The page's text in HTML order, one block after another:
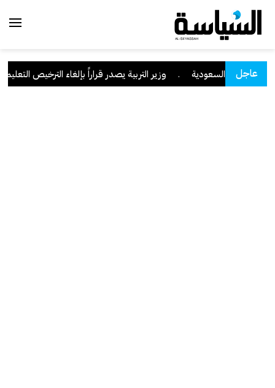
عاجل
نجران السعودية . وزير التربية يصدر قراراً بإلغاء الترخيص التعليمي